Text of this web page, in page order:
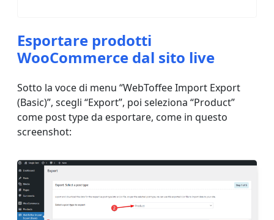
Esportare prodotti
WooCommerce dal sito live
Sotto la voce di menu “WebToffee Import Export
(Basic)”, scegli “Export”, poi seleziona “Product”
come post type da esportare, come in questo
screenshot: